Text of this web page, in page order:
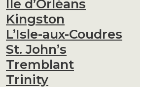
Île d’Orléans
Kingston
L’Isle-aux-Coudres
St. John’s
Tremblant
Trinity